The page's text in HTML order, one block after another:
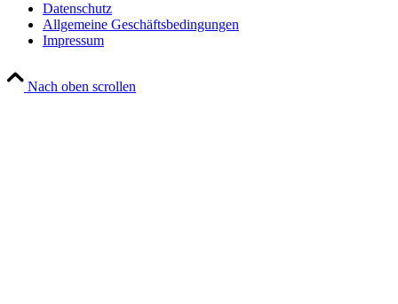
Datenschutz
Allgemeine Geschäftsbedingungen
Impressum
Nach oben scrollen